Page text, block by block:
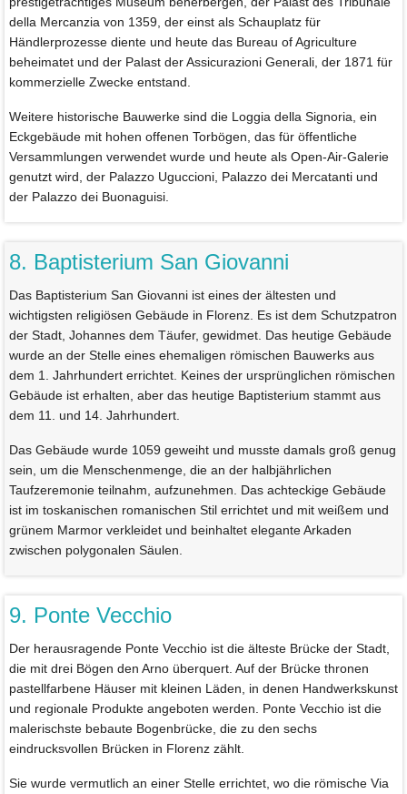
della Mercanzia von 1359, der einst als Schauplatz für
Händlerprozesse diente und heute das Bureau of Agriculture
beheimatet und der Palast der Assicurazioni Generali, der 1871 für
kommerzielle Zwecke entstand.
Weitere historische Bauwerke sind die Loggia della Signoria, ein
Eckgebäude mit hohen offenen Torbögen, das für öffentliche
Versammlungen verwendet wurde und heute als Open-Air-Galerie
genutzt wird, der Palazzo Uguccioni, Palazzo dei Mercatanti und
der Palazzo dei Buonaguisi.
8. Baptisterium San Giovanni
Das Baptisterium San Giovanni ist eines der ältesten und
wichtigsten religiösen Gebäude in Florenz. Es ist dem Schutzpatron
der Stadt, Johannes dem Täufer, gewidmet. Das heutige Gebäude
wurde an der Stelle eines ehemaligen römischen Bauwerks aus
dem 1. Jahrhundert errichtet. Keines der ursprünglichen römischen
Gebäude ist erhalten, aber das heutige Baptisterium stammt aus
dem 11. und 14. Jahrhundert.
Das Gebäude wurde 1059 geweiht und musste damals groß genug
sein, um die Menschenmenge, die an der halbjährlichen
Taufzeremonie teilnahm, aufzunehmen. Das achteckige Gebäude
ist im toskanischen romanischen Stil errichtet und mit weißem und
grünem Marmor verkleidet und beinhaltet elegante Arkaden
zwischen polygonalen Säulen.
9. Ponte Vecchio
Der herausragende Ponte Vecchio ist die älteste Brücke der Stadt,
die mit drei Bögen den Arno überquert. Auf der Brücke thronen
pastellfarbene Häuser mit kleinen Läden, in denen Handwerkskunst
und regionale Produkte angeboten werden. Ponte Vecchio ist die
malerischste bebaute Bogenbrücke, die zu den sechs
eindrucksvollen Brücken in Florenz zählt.
Sie wurde vermutlich an einer Stelle errichtet, wo die römische Via